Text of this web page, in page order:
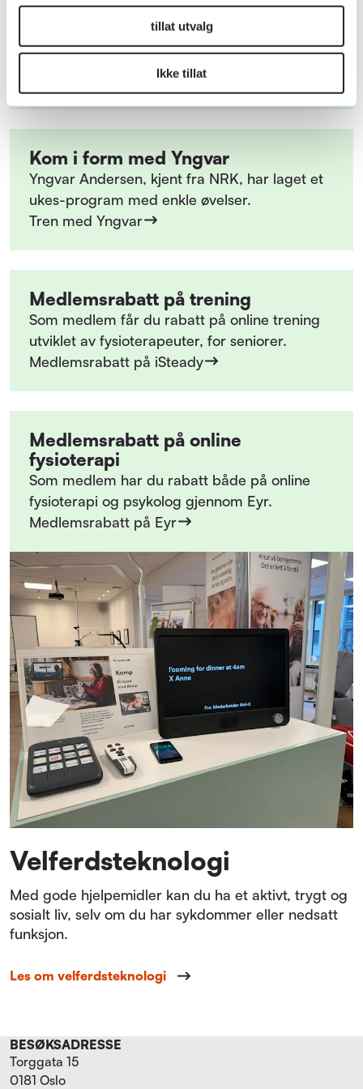
tillat utvalg
Ikke tillat
Tren balanse og styrke, og forebygg fall! Her
får du enkle øvelser og sjekkliste.
Kom i form med Yngvar
Yngvar Andersen, kjent fra NRK, har laget et
ukes-program med enkle øvelser.
Tren med Yngvar
Medlemsrabatt på trening
Som medlem får du rabatt på online trening
utviklet av fysioterapeuter, for seniorer.
Medlemsrabatt på iSteady
Medlemsrabatt på online
fysioterapi
Som medlem har du rabatt både på online
fysioterapi og psykolog gjennom Eyr.
Medlemsrabatt på Eyr
Velferdsteknologi
Med gode hjelpemidler kan du ha et aktivt, trygt og
sosialt liv, selv om du har sykdommer eller nedsatt
funksjon.
Les om velferdsteknologi
BESØKSADRESSE
Torggata 15
0181 Oslo